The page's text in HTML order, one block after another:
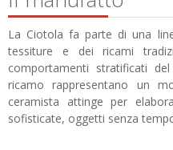
La Ciotola fa parte di una
tessiture e dei ricami
comportamenti stratificati
ricamo rappresentano un
ceramista attinge per
sofisticate, oggetti senza